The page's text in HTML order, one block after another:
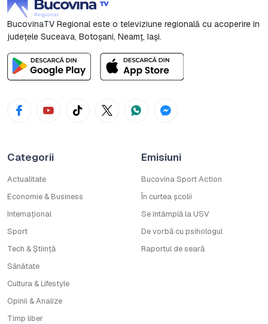
BucovinaTV Regional este o televiziune regională cu acoperire în
județele Suceava, Botoşani, Neamț, Iași.
Categorii
Actualitate
Economie & Business
Internațional
Sport
Tech & Știință
Sănătate
Cultura & Lifestyle
Opinii & Analize
Timp liber
Emisiuni
Bucovina Sport Action
În curtea școlii
Se întâmplă la USV
De vorbă cu psihologul
Raportul de seară